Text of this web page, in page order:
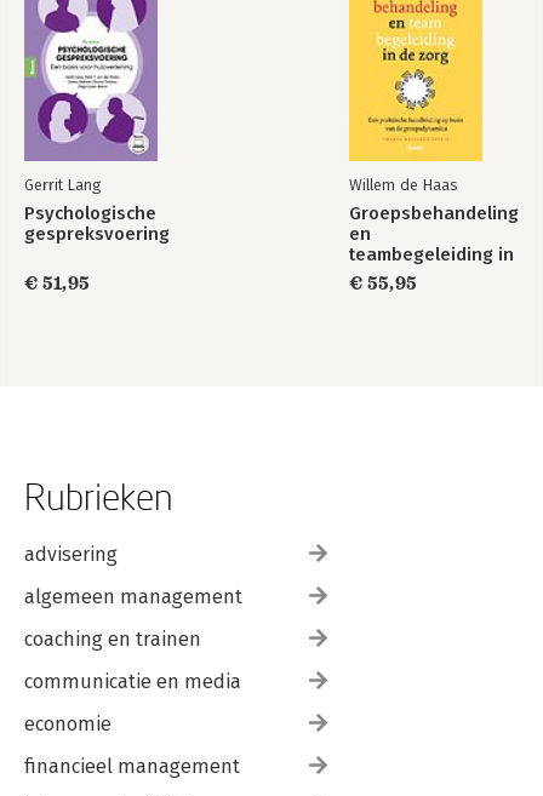
Gerrit Lang
Psychologische
gespreksvoering
€ 51,95
Willem de Haas
Groepsbehandeling
en
teambegeleiding in
de zorg
€ 55,95
Rubrieken
advisering
algemeen management
coaching en trainen
communicatie en media
economie
financieel management